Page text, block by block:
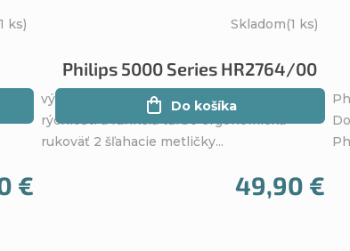
ks)
€
výkonný 500W motor 5 stupňov
rýchlostí a funkcia turbo ergonomická
rukoväť 2 šľahacie metličky...
Philips 5000 Series HR2764/00
Skladom(1 ks)
49,90 €
Do košíka